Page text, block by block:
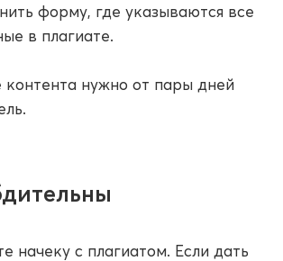
форму, где указываются все
в плагиате.
контента нужно от пары дней
начеку с плагиатом. Если дать